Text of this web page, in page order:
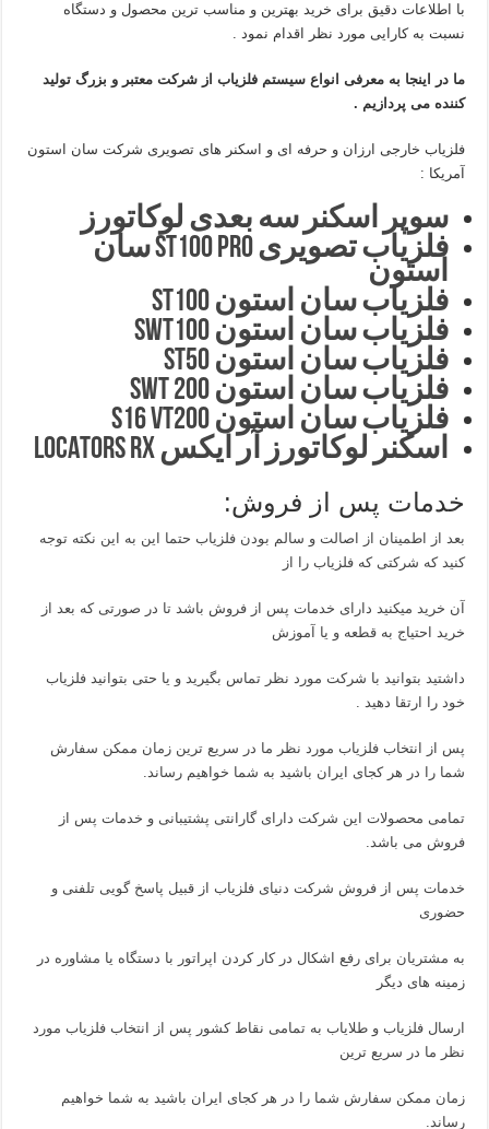
با اطلاعات دقیق برای خرید بهترین و مناسب ترین محصول و دستگاه
نسبت به کارایی مورد نظر اقدام نمود .
ما در اینجا به معرفی انواع سیستم فلزیاب از شرکت معتبر و بزرگ تولید
کننده می پردازیم .
فلزیاب خارجی ارزان و حرفه ای و اسکنر های تصویری شرکت سان استون
آمریکا :
سوپر اسکنر سه بعدی لوکاتورز
فلزیاب تصویری ST100 pro سان
استون
فلزیاب سان استون ST100
فلزیاب سان استون SWT100
فلزیاب سان استون ST50
فلزیاب سان استون SWT 200
فلزیاب سان استون S16 VT200
اسکنر لوکاتورز آر ایکس LOCATORS RX
خدمات پس از فروش:
بعد از اطمینان از اصالت و سالم بودن فلزیاب حتما این به این نکته توجه
کنید که شرکتی که فلزیاب را از
آن خرید میکنید دارای خدمات پس از فروش باشد تا در صورتی که بعد از
خرید احتیاج به قطعه و یا آموزش
داشتید بتوانید با شرکت مورد نظر تماس بگیرید و یا حتی بتوانید فلزیاب
خود را ارتقا دهید .
پس از انتخاب فلزیاب مورد نظر ما در سریع ترین زمان ممکن سفارش
شما را در هر کجای ایران باشید به شما خواهیم رساند.
تمامی محصولات این شرکت دارای گارانتی پشتیبانی و خدمات پس از
فروش می باشد.
خدمات پس از فروش شرکت دنیای فلزیاب از قبیل پاسخ گویی تلفنی و
حضوری
به مشتریان برای رفع اشکال در کار کردن اپراتور با دستگاه یا مشاوره در
زمینه های دیگر
ارسال فلزیاب و طلایاب به تمامی نقاط کشور پس از انتخاب فلزیاب مورد
نظر ما در سریع ترین
زمان ممکن سفارش شما را در هر کجای ایران باشید به شما خواهیم
رساند.